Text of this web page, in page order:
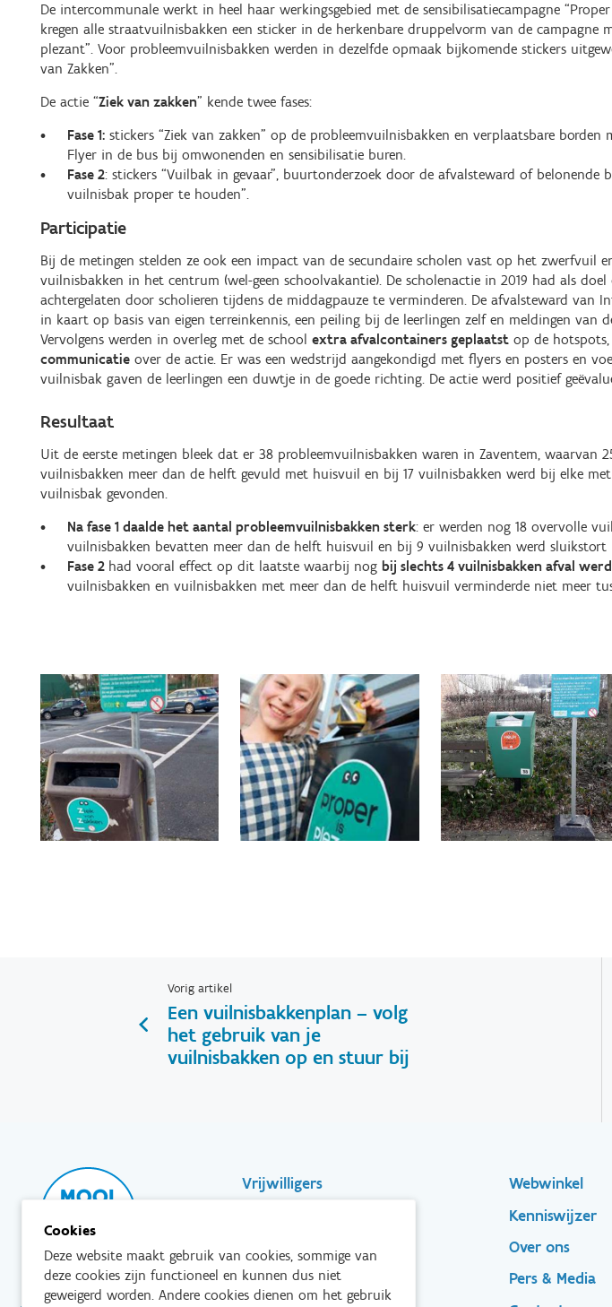
De intercommunale werkt in heel haar werkingsgebied met de sensibilisatiecampagne
kregen alle straatvuilnisbakken een sticker in de herkenbare druppelvorm van de campagne
plezant”. Voor probleemvuilnisbakken werden in dezelfde opmaak bijkomende stickers
van Zakken”.
De actie “Ziek van zakken” kende twee fases:
Fase 1:stickers “Ziek van zakken” op de probleemvuilnisbakken en verplaatsbare
Flyer in de bus bij omwonenden en sensibilisatie buren.
Fase 2: stickers “Vuilbak in gevaar”, buurtonderzoek door de afvalsteward of belonende
vuilnisbak proper te houden”.
Participatie
Bij de metingen stelden ze ook een impact van de secundaire scholen vast op het zwerfvuil
vuilnisbakken in het centrum (wel-geen schoolvakantie). De scholenactie in 2019 had als doel
achtergelaten door scholieren tijdens de middagpauze te verminderen. De afvalsteward van
in kaart op basis van eigen terreinkennis, een peiling bij de leerlingen zelf en meldingen van
Vervolgens werden in overleg met de school extra afvalcontainers geplaatstop de hotspots,
communicatieover de actie. Er was een wedstrijd aangekondigd met flyers en posters en
vuilnisbak gaven de leerlingen een duwtje in de goede richting. De actie werd positief
Resultaat
Uit de eerste metingen bleek dat er 38 probleemvuilnisbakken waren in Zaventem, waarvan
vuilnisbakken meer dan de helft gevuld met huisvuil en bij 17 vuilnisbakken werd bij elke
vuilnisbak gevonden.
Na fase 1 daalde het aantal probleemvuilnisbakken sterk: er werden nog 18 overvolle
vuilnisbakken bevatten meer dan de helft huisvuil en bij 9 vuilnisbakken werd sluikstort
Fase 2 had vooral effect op dit laatste waarbij nog bij slechts 4 vuilnisbakken afval
vuilnisbakken en vuilnisbakken met meer dan de helft huisvuil verminderde niet meer
Vorig artikel
Een vuilnisbakkenplan – volg
het gebruik van je
vuilnisbakken op en stuur bij
Footer-
menu
Vrijwilligers
Scholen & Verenigingen
Bedrijven
Webwinkel
Kenniswijzer
Over ons
Pers & Media
Cookies
Deze website maakt gebruik van cookies, sommige van
deze cookies zijn functioneel en kunnen dus niet
geweigerd worden. Andere cookies dienen om het gebruik